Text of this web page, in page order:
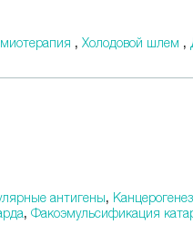
, Холодовой шлем ,
антигены, Канцерогенез
, Факоэмульсификация